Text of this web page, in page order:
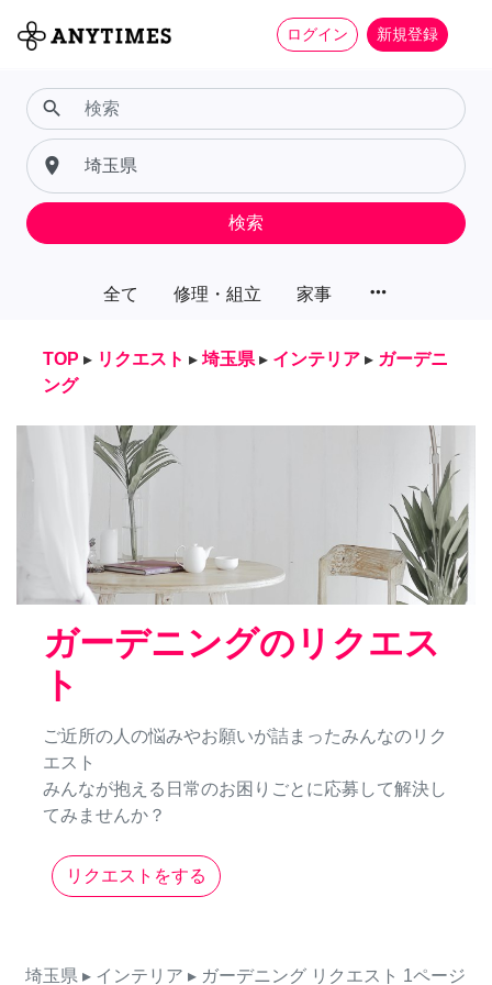
ログイン 新規登録
全て 修理・組立 家事 more_horiz
search
place
検索
TOP ▸ リクエスト ▸ 埼玉県 ▸ インテリア ▸ ガーデニ
ング
ガーデニングのリクエス
ト
ご近所の人の悩みやお願いが詰まったみんなのリク
エスト
みんなが抱える日常のお困りごとに応募して解決し
てみませんか？
リクエストをする
埼玉県 ▸ インテリア ▸ ガーデニング リクエスト 1ページ